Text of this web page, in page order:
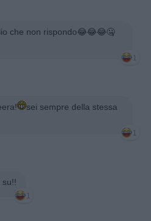
che non rispondo😂😂😂🤐
1
sei sempre della stessa
1
su!!
1